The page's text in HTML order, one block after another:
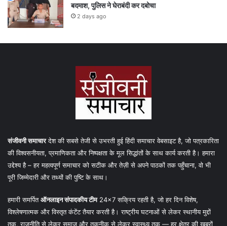
बदमाश, पुलिस ने घेराबंदी कर दबोचा
2 days ago
संजीवनी समाचारदेश की सबसे तेजी से उभरती हुई हिंदी समाचार वेबसाइट है, जो पत्रकारिता
की विश्वसनीयता, प्रमाणिकता और निष्पक्षता के मूल सिद्धांतों के साथ कार्य करती है। हमारा
उद्देश्य है – हर महत्वपूर्ण समाचार को सटीक और तेज़ी से अपने पाठकों तक पहुँचाना, वो भी
पूरी जिम्मेदारी और तथ्यों की पुष्टि के साथ।
हमारी समर्पितऑनलाइन संपादकीय टीम24×7 सक्रिय रहती है, जो हर दिन विशेष,
विश्लेषणात्मक और विस्तृत कंटेंट तैयार करती है। राष्ट्रीय घटनाओं से लेकर स्थानीय मुद्दों
तक, राजनीति से लेकर समाज और तकनीक से लेकर स्वास्थ्य तक — हर क्षेत्र की खबरों